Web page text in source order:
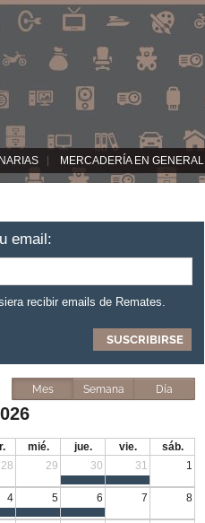
MERCADERÍA EN GENERAL
email:
recibir emails de Remates.
Mes Semana Día
mié. jue. vie.
sáb.
28 29 30 31 1
4 5 6 7 8